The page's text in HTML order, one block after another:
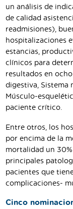
un análisis de
de calidad
readmisiones),
hospitalizaciones
estancias,
clínicos para
resultados en
digestiva, Sistema
Músculo-
paciente crítico.
Entre otros, los
por encima de la
mortalidad un 30%
principales
pacientes que
complicaciones-
Cinco